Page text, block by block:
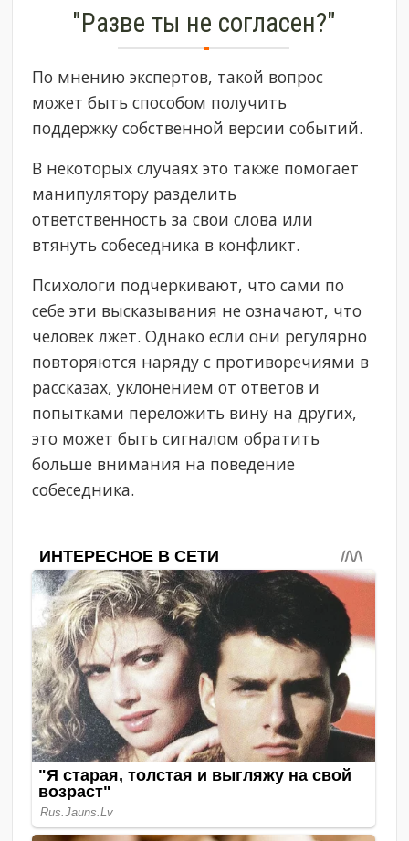
"Разве ты не согласен?"
По мнению экспертов, такой вопрос
может быть способом получить
поддержку собственной версии событий.
В некоторых случаях это также помогает
манипулятору разделить
ответственность за свои слова или
втянуть собеседника в конфликт.
Психологи подчеркивают, что сами по
себе эти высказывания не означают, что
человек лжет. Однако если они регулярно
повторяются наряду с противоречиями в
рассказах, уклонением от ответов и
попытками переложить вину на других,
это может быть сигналом обратить
больше внимания на поведение
собеседника.